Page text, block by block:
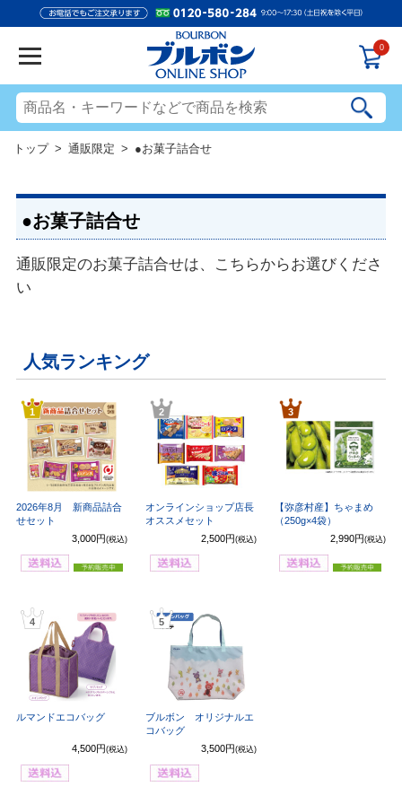
0
トップ> 通販限定 > ●お菓子詰合せ
●お菓子詰合せ
通販限定のお菓子詰合せは、こちらからお選びくださ
い
人気ランキング
1
2026年8月 新商品詰合
せセット
3,000円 (税込)
2
オンラインショップ店長
オススメセット
2,500円 (税込)
3
【弥彦村産】ちゃまめ
（250g×4袋）
2,990円(税込)
4
ルマンドエコバッグ
4,500円 (税込)
5
ブルボン オリジナルエ
コバッグ
3,500円 (税込)